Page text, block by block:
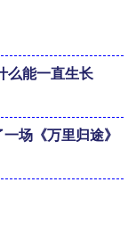
么能一直生长
场《万里归途》